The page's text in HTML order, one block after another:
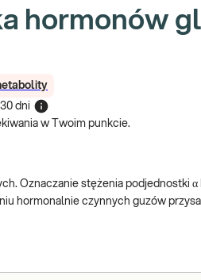
hormonów
dni
w Twoim punkcie.
Oznaczanie stężenia podjednostki
hormonalnie czynnych guzów